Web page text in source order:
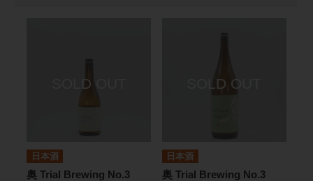
日本酒
奥 Trial Brewing No.3
日本酒
奥 Trial Brewing No.3